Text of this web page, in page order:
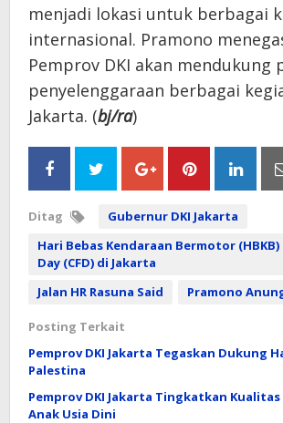
menjadi lokasi untuk berbagai
internasional. Pramono
Pemprov DKI akan mendukung
penyelenggaraan berbagai
Jakarta. (bj/ra)
Ditag
Gubernur DKI Jakarta
Hari Bebas Kendaraan Bermotor (HBKB)
Day (CFD) di Jakarta
Jalan HR Rasuna Said
Pramono
Posting Terkait
Pemprov DKI Jakarta Tegaskan Dukung
Palestina
Pemprov DKI Jakarta Tingkatkan
Anak Usia Dini